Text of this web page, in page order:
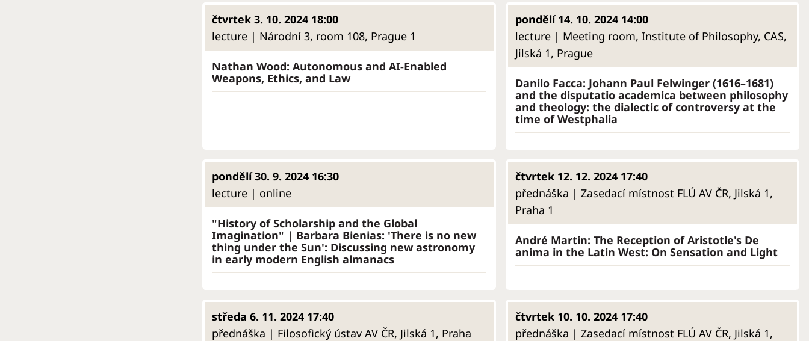
čtvrtek 3. 10. 2024 18:00
lecture | Národní 3, room 108, Prague 1
Nathan Wood: Autonomous and AI-Enabled
Weapons, Ethics, and Law
pondělí 14. 10. 2024 14:00
lecture | Meeting room, Institute of Philosophy, CAS,
Jilská 1, Prague
Danilo Facca: Johann Paul Felwinger (1616–1681)
and the disputatio academica between philosophy
and theology: the dialectic of controversy at the
time of Westphalia
pondělí 30. 9. 2024 16:30
lecture | online
"History of Scholarship and the Global
Imagination" | Barbara Bienias: 'There is no new
thing under the Sun': Discussing new astronomy
in early modern English almanacs
čtvrtek 12. 12. 2024 17:40
přednáška | Zasedací místnost FLÚ AV ČR, Jilská 1,
Praha 1
André Martin: The Reception of Aristotle's De
anima in the Latin West: On Sensation and Light
středa 6. 11. 2024 17:40
přednáška | Filosofický ústav AV ČR, Jilská 1, Praha
čtvrtek 10. 10. 2024 17:40
přednáška | Zasedací místnost FLÚ AV ČR, Jilská 1,